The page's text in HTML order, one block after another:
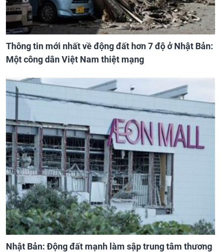
Thông tin mới nhất về động đất hơn 7 độ ở Nhật Bản:
Một công dân Việt Nam thiệt mạng
Nhật Bản: Động đất mạnh làm sập trung tâm thương